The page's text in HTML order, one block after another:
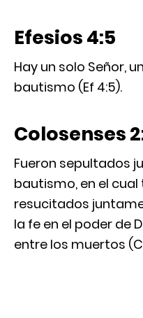
Efesios 4:5
Hay un solo Señor,
bautismo (Ef 4:5).
Colosenses
Fueron sepultados
bautismo, en el
resucitados
la fe en el poder de
entre los muertos